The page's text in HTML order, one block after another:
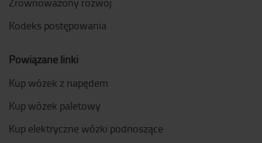
Kodeks postępowania
Powiązane linki
Kup wózek z napędem
Kup wózek paletowy
Kup elektryczne wózki podnoszące